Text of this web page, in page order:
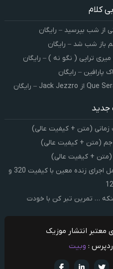
کلام
از شب بپرسید – رایگان
باز شب شد – رایگان
تراپی ( نگو نه ) – رایگان
پارافین – رایگان
جدید
(متن + کیفیت عالی)
(متن + کیفیت عالی)
(متن + کیفیت عالی)
کنسرت صوتی معین لایو | آرشیو کامل اجرای زنده معین با کیفیت 320 و
… تمرین تبر کن با خودت
معتبر انتشار موزیک
: وبیت